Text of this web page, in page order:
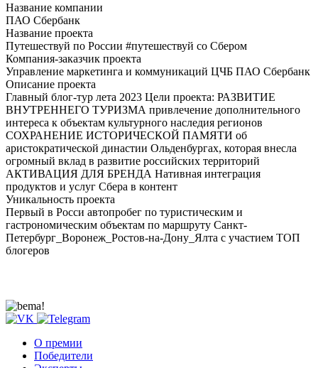
Название компании
ПАО Сбербанк
Название проекта
Путешествуй по России #путешествуй со Сбером
Компания-заказчик проекта
Управление маркетинга и коммуникаций ЦЧБ ПАО Сбербанк
Описание проекта
Главный блог-тур лета 2023 Цели проекта: РАЗВИТИЕ
ВНУТРЕННЕГО ТУРИЗМА привлечение дополнительного
интереса к объектам культурного наследия регионов
СОХРАНЕНИЕ ИСТОРИЧЕСКОЙ ПАМЯТИ об
аристократической династии Ольденбургах, которая внесла
огромный вклад в развитие российских территорий
АКТИВАЦИЯ ДЛЯ БРЕНДА Нативная интеграция
продуктов и услуг Сбера в контент
Уникальность проекта
Первый в Росси автопробег по туристическим и
гастрономическим объектам по маршруту Санкт-
Петербург_Воронеж_Ростов-на-Дону_Ялта с участием ТОП
блогеров
О премии
Победители